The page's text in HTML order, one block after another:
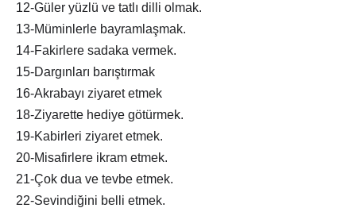
12-Güler yüzlü ve tatlı dilli olmak.
13-Müminlerle bayramlaşmak.
14-Fakirlere sadaka vermek.
15-Dargınları barıştırmak
16-Akrabayı ziyaret etmek
18-Ziyarette hediye götürmek.
19-Kabirleri ziyaret etmek.
20-Misafirlere ikram etmek.
21-Çok dua ve tevbe etmek.
22-Sevindiğini belli etmek.